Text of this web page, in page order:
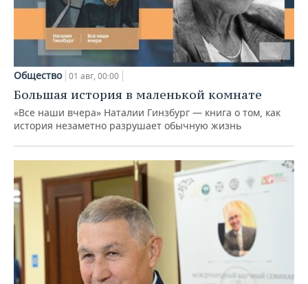
Общество 01 авг, 00:00
Большая история в маленькой комнате
«Все наши вчера» Наталии Гинзбург — книга о том, как
история незаметно разрушает обычную жизнь